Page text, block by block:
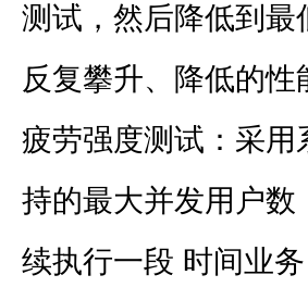
测试，然后降低到
反复攀升、降低的性
疲劳强度测试：采
持的最大并发用户
续执行一段 时间业